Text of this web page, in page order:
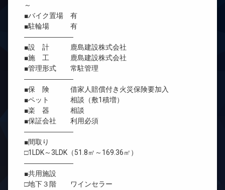
～
■バイク置場 有
■駐輪場 有
―――――――
■設 計 鹿島建設株式会社
■施 工 鹿島建設株式会社
■管理形式 常駐管理
―――――――
■保 険 借家人賠償付き火災保険要加入
■ペット 相談（敷1積増）
■楽 器 相談
■保証会社 利用必須
―――――――
■間取り
□1LDK～3LDK（51.8㎡～169.36㎡）
―――――――
■共用施設
□地下３階 ワインセラー